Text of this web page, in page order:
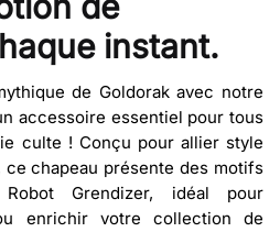
instant.
de Goldorak avec notre
accessoire essentiel pour tous
culte ! Conçu pour allier style
chapeau présente des motifs
Robot Grendizer, idéal pour
enrichir votre collection de